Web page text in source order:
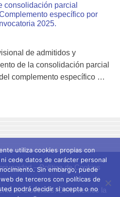
consolidación parcial
específico por
2025.
de admitidos y
de la consolidación parcial
complemento específico …
–Política de Cookies
de Docentes. Defendemos la
utiliza cookies propias con
cede datos de carácter personal
Sin embargo, puede
de terceros con políticas de
podrá decidir si acepta o no